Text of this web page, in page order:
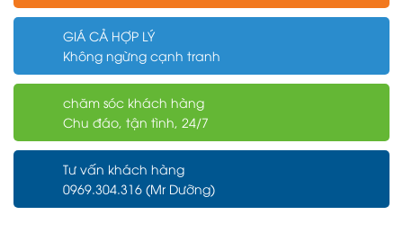
GIÁ CẢ HỢP LÝ
Không ngừng cạnh tranh
chăm sóc khách hàng
Chu đáo, tận tình, 24/7
Tư vấn khách hàng
0969.304.316 (Mr Dưỡng)